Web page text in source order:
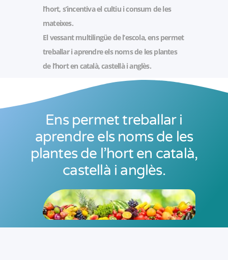
l’hort, s’incentiva el cultiu i consum de les
mateixes.
El vessant multilingüe de l’escola, ens permet
treballar i aprendre els noms de les plantes
de l’hort en català, castellà i anglès.
Ens permet treballar i
aprendre els noms de les
plantes de l’hort en català,
castellà i anglès.